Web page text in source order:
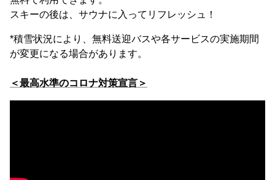
スキーの後は、サウナに入ってリフレッシュ！
*積雪状況により、無料送迎バスや各サービスの実施期間
が変更になる場合があります。
＜最高水準のコロナ対策宣言＞